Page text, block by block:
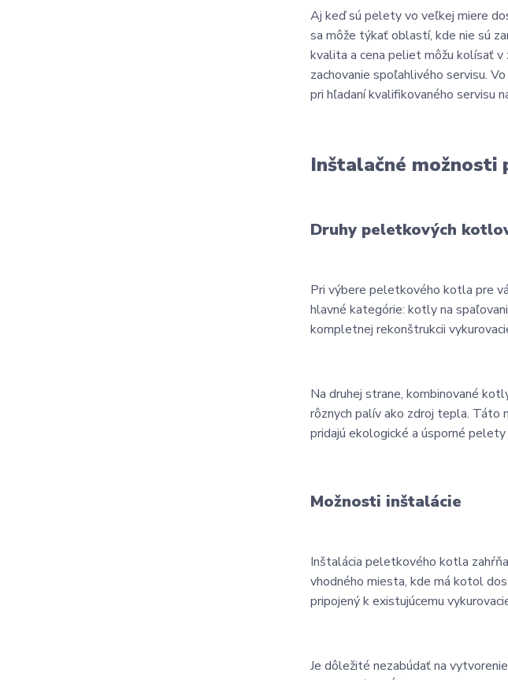
Aj keď sú pelety vo veľkej miere
sa môže týkať oblastí, kde nie sú
kvalita a cena peliet môžu kolísať
zachovanie spoľahlivého servisu.
pri hľadaní kvalifikovaného servisu
Inštalačné
Druhy peletkových
Pri výbere peletkového kotla pre
hlavné kategórie: kotly na
kompletnej rekonštrukcii
Na druhej strane, kombinované
rôznych palív ako zdroj tepla. Táto
pridajú ekologické a úsporné
Možnosti inštalácie
Inštalácia peletkového kotla
vhodného miesta, kde má kotol
pripojený k existujúcemu
Je dôležité nezabúdať na